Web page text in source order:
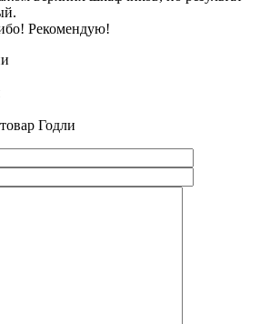
Рекомендую!
Годли